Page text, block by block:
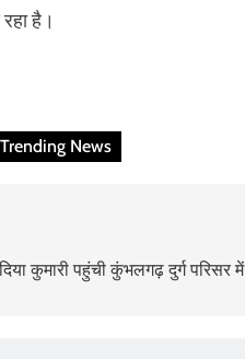
है।
Trending News
कुमारी पहुंची कुंभलगढ़ दुर्ग परिसर में